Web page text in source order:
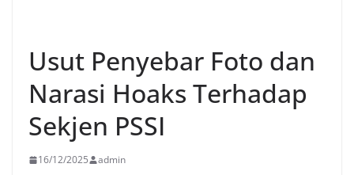
Usut Penyebar Foto dan
Narasi Hoaks Terhadap
Sekjen PSSI
16/12/2025 admin